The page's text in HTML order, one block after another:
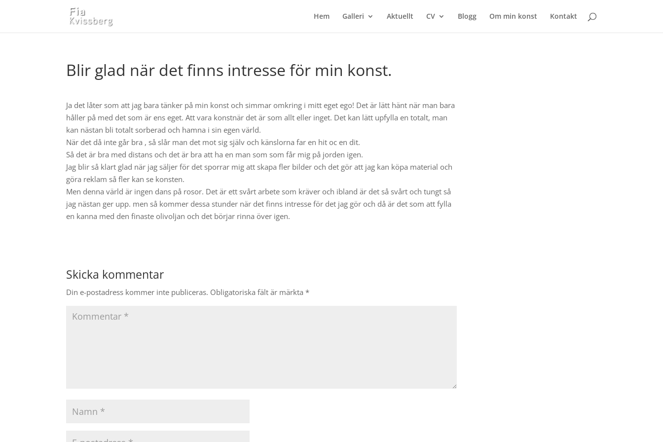
Hem Galleri Aktuellt CV Blogg Om min konst Kontakt
Blir glad när det finns intresse för min konst.
Ja det låter som att jag bara tänker på min konst och simmar omkring i mitt eget ego! Det är lätt hänt när man bara
håller på med det som är ens eget. Att vara konstnär det är som allt eller inget. Det kan lätt upfylla en totalt, man
kan nästan bli totalt sorberad och hamna i sin egen värld.
När det då inte går bra , så slår man det mot sig själv och känslorna far en hit oc en dit.
Så det är bra med distans och det är bra att ha en man som som får mig på jorden igen.
Jag blir så klart glad när jag säljer för det sporrar mig att skapa fler bilder och det gör att jag kan köpa material och
göra reklam så fler kan se konsten.
Men denna värld är ingen dans på rosor. Det är ett svårt arbete som kräver och ibland är det så svårt och tungt så
jag nästan ger upp. men så kommer dessa stunder när det finns intresse för det jag gör och då är det som att fylla
en kanna med den finaste olivoljan och det börjar rinna över igen.
Skicka kommentar
Din e-postadress kommer inte publiceras. Obligatoriska fält är märkta*